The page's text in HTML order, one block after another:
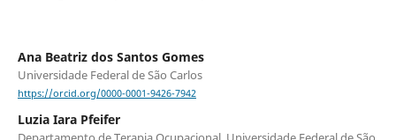
Ana Beatriz dos Santos Gomes
Universidade Federal de São Carlos
https://orcid.org/0000-0001-9426-7942
Luzia Iara Pfeifer